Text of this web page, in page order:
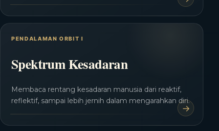
PENDALAMAN ORBIT I
Spektrum Kesadaran
Membaca rentang kesadaran manusia dari reaktif,
reflektif, sampai lebih jernih dalam mengarahkan diri.